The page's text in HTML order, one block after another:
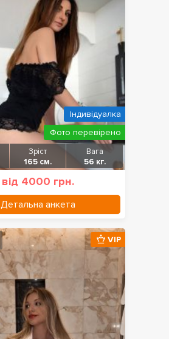
Зріст
165 см.
Вага
56 кг.
від 4000 грн.
Детальна анкета
Фото перевірено
Індивідуалка
VIP